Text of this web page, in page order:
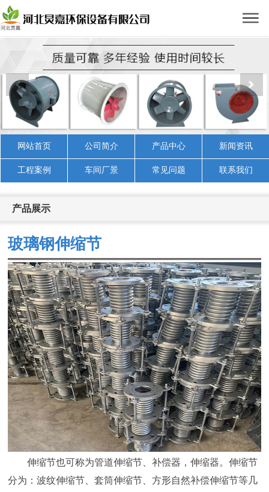
网站首页 公司简介 产品中心 新闻资讯
工程案例 车间厂景 常见问题 联系我们
产品展示
玻璃钢伸缩节
伸缩节也可称为管道伸缩节、补偿器，伸缩器。伸缩节
分为：波纹伸缩节、套筒伸缩节、方形自然补偿伸缩节等几